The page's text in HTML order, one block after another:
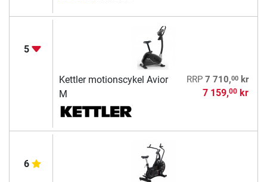
5
Kettler motionscykel Avior
M
RRP 7 710,00kr
7 159,00kr
6